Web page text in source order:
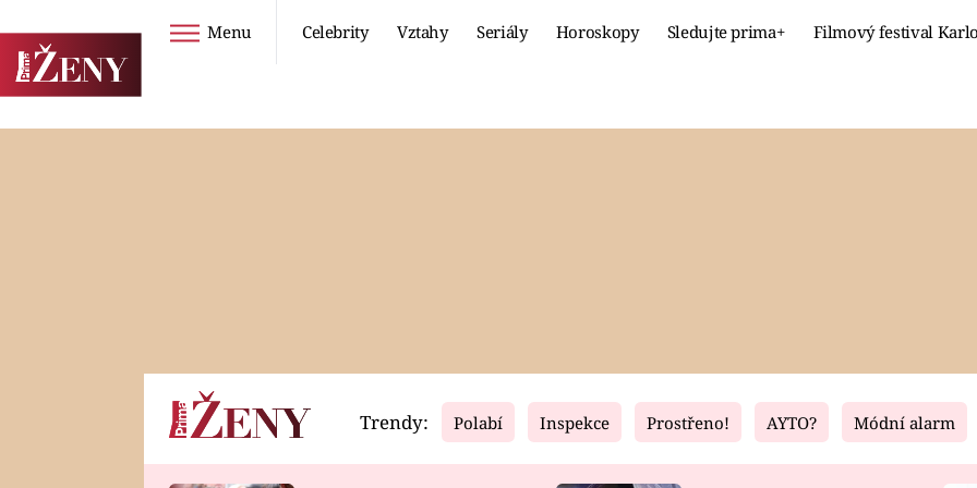
Menu Celebrity Vztahy Seriály Horoskopy Sledujte prima+ Filmový festival
Horoskopy Video Fresh Living
Trendy: Polabí Inspekce Prostřeno! AYTO? Módní alarm